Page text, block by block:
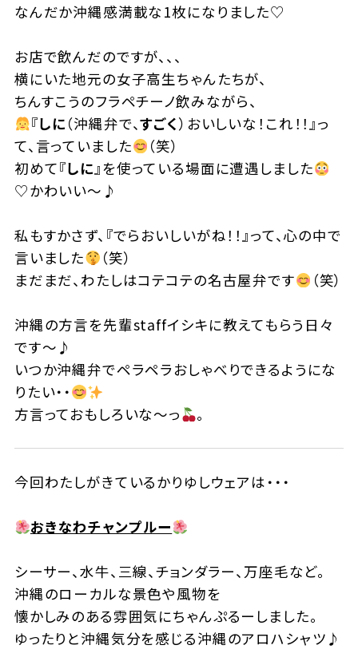
なんだか沖縄感満載な1枚になりました♡
お店で飲んだのですが、、、
横にいた地元の女子高生ちゃんたちが、
ちんすこうのフラペチーノ飲みながら、
『しに （沖縄弁で、すごく）おいしいな！これ！！』っ
て、言っていました
️（笑）
初めて『しに 』を使っている場面に遭遇しました
♡かわいい〜♪
私もすかさず、『でらおいしいがね！！』って、 心の中で
言いました
（笑）
まだまだ、 わたしはコテコテの名古屋弁です （笑）
沖縄の方言を先輩staffイシキに教えてもらう日々
です～♪
いつか沖縄弁でペラペラおしゃべりできるようにな
りたい・・
方言っておもしろいな〜っ
。
今回わたしがきているかりゆしウェアは・・・
おきなわチャンプルー
シーサー、水牛、三線、チョンダラー、万座毛など。
沖縄のローカルな景色や風物を
懐かしみのある雰囲気にちゃんぷるーしました。
ゆったりと沖縄気分を感じる沖縄のアロハシャツ♪